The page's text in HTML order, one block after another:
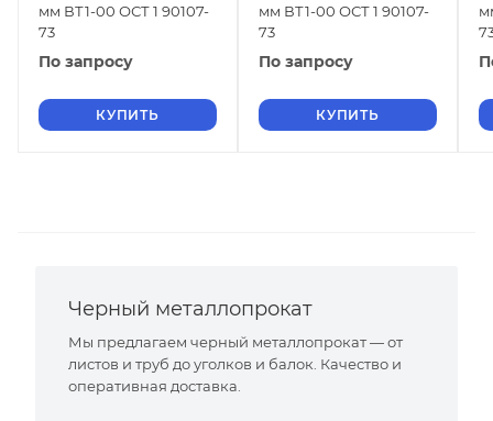
мм ВТ1-00 ОСТ 1 90107-
73
По запросу
КУПИТЬ
мм ВТ1-00 ОСТ 1 90107-
73
По запросу
КУПИТЬ
Черный металлопрокат
Мы предлагаем черный металлопрокат — от
листов и труб до уголков и балок. Качество и
оперативная доставка.